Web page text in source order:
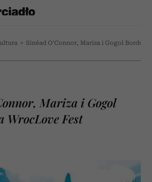
> Sinéad O'Connor, Mariza i Gogol
Mariza i Gogol
WrocLove Fest